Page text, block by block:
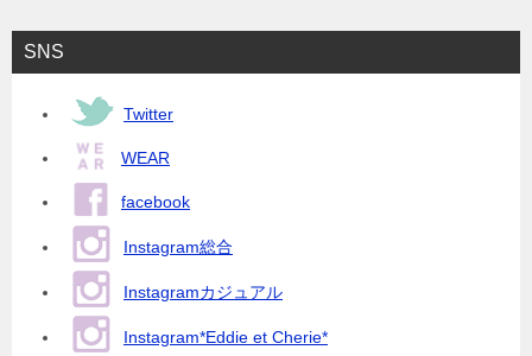
SNS
Twitter
WEAR
facebook
Instagram総合
Instagramカジュアル
Instagram*Eddie et Cherie*